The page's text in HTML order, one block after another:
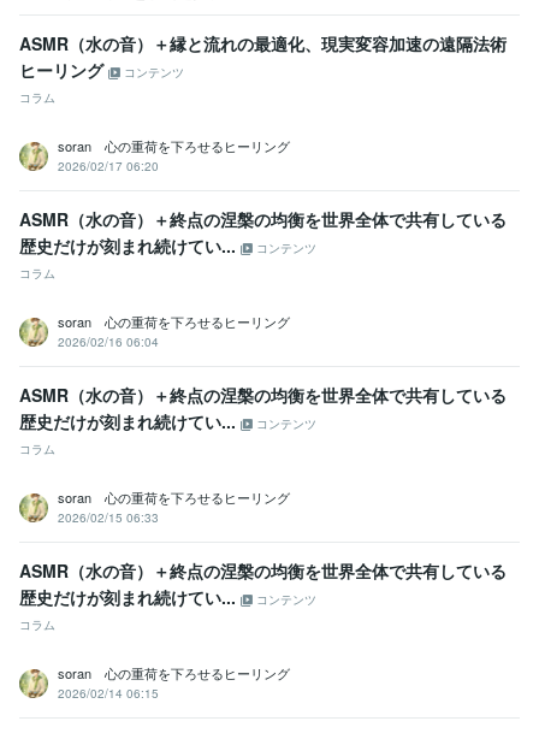
Excel:4年Google サイト:3年Google ドキュメント:3年Word:4年
PowerDirector:2年Cubase:5年
ライティング・翻訳 シナリオ、作詞、スピーチ文、ブログなど
作詞 スピーチ シナリオ
作詞 作曲 音楽 DTM ピアノ 楽器 直感 霊感
セラピー
洞察力
ASMR（水の音）＋縁と流れの最適化、現実変容加速の遠隔法術
ヒーリング
コンテンツ
コラム
soran 心の重荷を下ろせるヒーリング
2026/02/17 06:20
ASMR（水の音）＋終点の涅槃の均衡を世界全体で共有している​​
歴史だけが刻まれ続けてい...
コンテンツ
コラム
soran 心の重荷を下ろせるヒーリング
2026/02/16 06:04
ASMR（水の音）＋終点の涅槃の均衡を世界全体で共有している​​
歴史だけが刻まれ続けてい...
コンテンツ
コラム
soran 心の重荷を下ろせるヒーリング
2026/02/15 06:33
ASMR（水の音）＋終点の涅槃の均衡を世界全体で共有している​​
歴史だけが刻まれ続けてい...
コンテンツ
コラム
soran 心の重荷を下ろせるヒーリング
2026/02/14 06:15